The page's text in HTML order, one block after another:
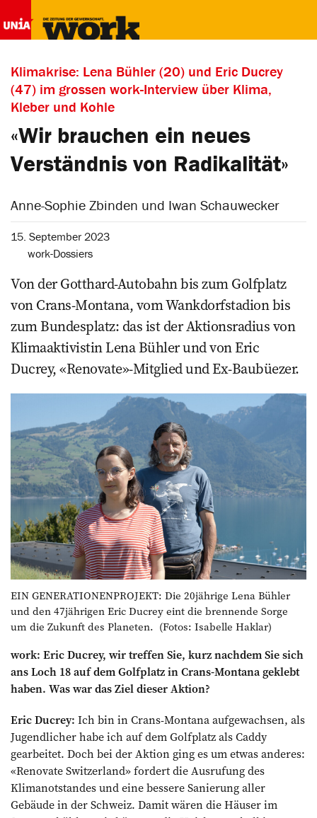
Klimakrise: Lena Bühler (20) und Eric Ducrey
(47) im grossen work-Interview über Klima,
Kleber und Kohle
«Wir brauchen ein neues
Verständnis von Radikalität»
Anne-Sophie Zbinden und Iwan Schauwecker
15. September 2023
work-Dossiers
Von der Gotthard-Autobahn bis zum Golfplatz
von Crans-Montana, vom Wankdorf­stadion bis
zum Bundesplatz: das ist der Aktions­radius ­von
Klimaaktivistin Lena Bühler und von Eric
Ducrey, «Renovate»-Mitglied und Ex-Baubüezer.
EIN GENERATIONENPROJEKT: Die 20jährige Lena Bühler
und den 47jährigen Eric Ducrey eint die brennende Sorge
um die Zukunft des Planeten. (Fotos: Isabelle Haklar)
work: Eric Ducrey, wir treffen Sie, kurz nachdem Sie sich
ans Loch 18 auf dem Golfplatz in Crans-Montana geklebt
haben. Was war das Ziel dieser Aktion?
Eric Ducrey: Ich bin in Crans-Montana aufgewachsen, als
Jugendlicher habe ich auf dem Golfplatz als Caddy
gearbeitet. Doch bei der Aktion ging es um etwas anderes:
«Renovate Switzerland» fordert die Ausrufung des
Klimanotstandes und eine bessere Sanierung aller
Gebäude in der Schweiz. Damit wären die Häuser im